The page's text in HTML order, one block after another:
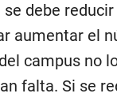
debe
aumentar el
campus no
falta. Si se